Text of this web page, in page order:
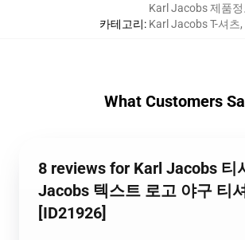
카테고리:
Karl Jacobs 제품정
Karl Jacobs T-셔츠,
What Customers
8 reviews for Karl Jacobs 티
Jacobs 텍스트 로고 야구 티
[ID21926]